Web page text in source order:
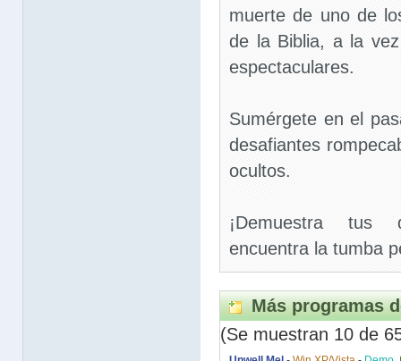
muerte de uno de
de la Biblia, a la
espectaculares.
Sumérgete en el
desafiantes
ocultos.
¡Demuestra tus
encuentra la tumba
Más programas
(Se muestran 10 de